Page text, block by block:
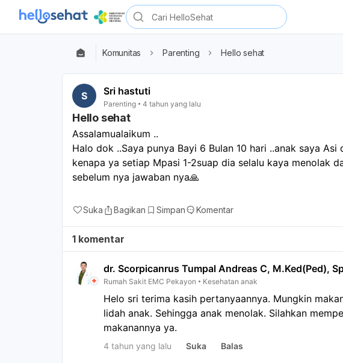
Komunitas Parenting Hello sehat
S Sri hastuti
Parenting 4 tahun yang lalu
Hello sehat
Assalamualaikum ..
Halo dok ..Saya punya Bayi 6 Bulan 10 hari ..anak saya Asi
kenapa ya setiap Mpasi 1-2suap dia selalu kaya menolak
sebelum nya jawaban nya🙏
Suka Bagikan Simpan Komentar
1 komentar
dr. Scorpicanrus Tumpal Andreas C, M.Ked(Ped),
Rumah Sakit EMC Pekayon
Kesehatan anak
Helo sri terima kasih pertanyaannya. Mungkin
lidah anak. Sehingga anak menolak. Silahkan
makanannya ya.
4 tahun yang lalu Suka Balas